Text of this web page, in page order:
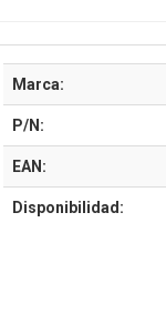
Marca:
P/N:
EAN:
Disponibilidad: